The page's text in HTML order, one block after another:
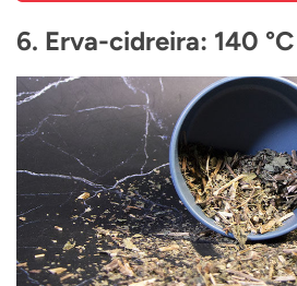
6. Erva-cidreira: 140